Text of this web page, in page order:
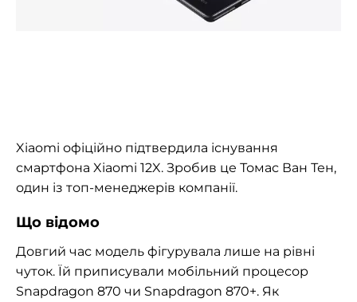
Xiaomi офіційно підтвердила існування
смартфона Xiaomi 12X. Зробив це Томас Ван Тен,
один із топ-менеджерів компанії.
Що відомо
Довгий час модель фігурувала лише на рівні
чуток. Їй приписували мобільний процесор
Snapdragon 870 чи Snapdragon 870+. Як